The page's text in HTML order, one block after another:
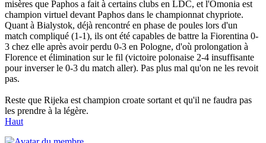
misères que Paphos a fait à certains clubs en LDC, et l'Omonia est
champion virtuel devant Paphos dans le championnat chypriote.
Quant à Bialystok, déjà rencontré en phase de poules lors d'un
match compliqué (1-1), ils ont été capables de battre la Fiorentina 0-
3 chez elle après avoir perdu 0-3 en Pologne, d'où prolongation à
Florence et élimination sur le fil (victoire polonaise 2-4 insuffisante
pour inverser le 0-3 du match aller). Pas plus mal qu'on ne les revoit
pas.
Reste que Rijeka est champion croate sortant et qu'il ne faudra pas
les prendre à la légère.
Haut